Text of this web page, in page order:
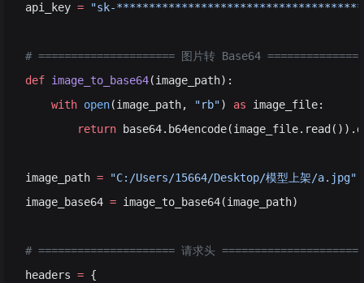
api_key = "sk-
# ===================== 图片转 Base64
def image_to_base64(image_path):
    with
open(image_path, "rb") as image_file:
        return
image_path = "C:/Users/15664/Desktop/模型上架/a.jpg"
image_base64 = image_to_base64(image_path)
# ===================== 请求头 =====================
headers = {